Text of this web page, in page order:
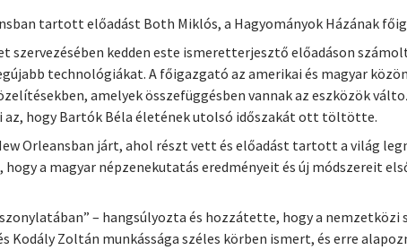
tartott előadást Both Miklós, a Hagyományok Házának
szervezésében kedden este ismeretterjesztő előadáson
technológiákat. A főigazgató az amerikai és magyar
amelyek összefüggésben vannak az eszközök
az, hogy Bartók Béla életének utolsó időszakát ott töltötte.
Orleansban járt, ahol részt vett és előadást tartott a világ
a magyar népzenekutatás eredményeit és új módszereit
– hangsúlyozta és hozzátette, hogy a nemzetközi
Zoltán munkássága széles körben ismert, és erre